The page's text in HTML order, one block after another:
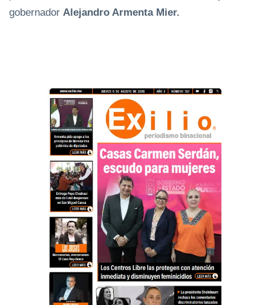
gobernador Alejandro Armenta Mier.